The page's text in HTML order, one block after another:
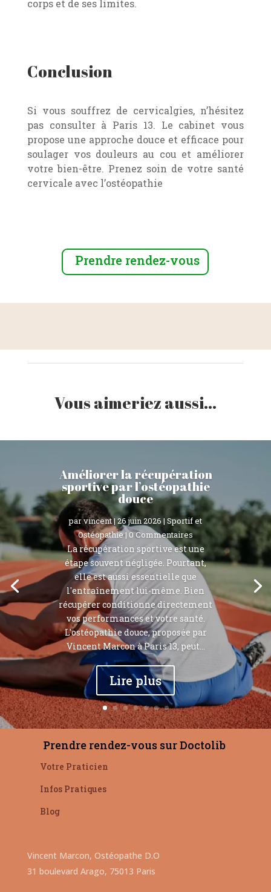
corps et de ses limites.
Conclusion
Si vous souffrez de cervicalgies, n’hésitez
pas consulter à Paris 13. Le cabinet vous
propose une approche douce et efficace pour
soulager vos douleurs au cou et améliorer
votre bien-être. Prenez soin de votre santé
cervicale avec l’ostéopathie
Prendre rendez-vous
Vous aimeriez aussi…
Améliorer la récupération
sportive par l’ostéopathie
douce
parvincent|26 juin 2026 | Sportif et
Ostéopathie| 0 Commentaires
La récupération sportive est une
étape souvent négligée. Pourtant,
elle est aussi essentielle que
l'entraînement lui-même. Bien
récupérer conditionne directement
vos performances et votre santé.
L'ostéopathie douce, proposée par
Vincent Marcon à Paris 13, peut...
Lire plus
Prendre rendez-vous sur Doctolib
Votre Praticien
Infos Pratiques
Blog
Vincent Marcon, Ostéopathe D.O
31 boulevard Arago, 75013 Paris